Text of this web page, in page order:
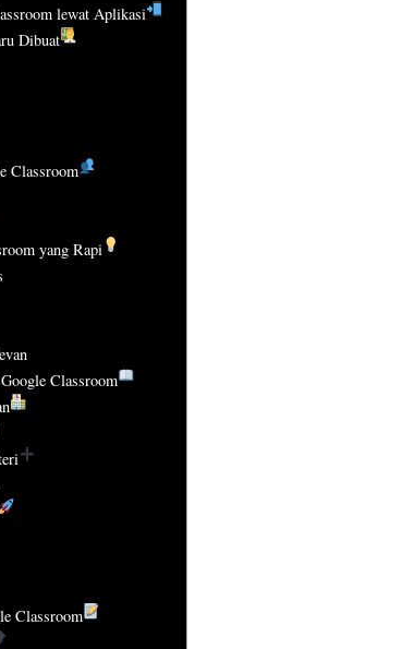
lewat Aplikasi
Dibuat
Classroom
yang Rapi
Classroom
Classroom